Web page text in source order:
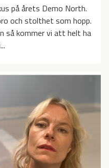
på årets Demo North.
och stolthet som hopp.
så kommer vi att helt ha